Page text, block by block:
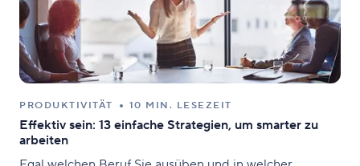
PRODUKTIVITÄT 10 MIN. LESEZEIT
Effektiv sein: 13 einfache Strategien, um smarter zu
arbeiten